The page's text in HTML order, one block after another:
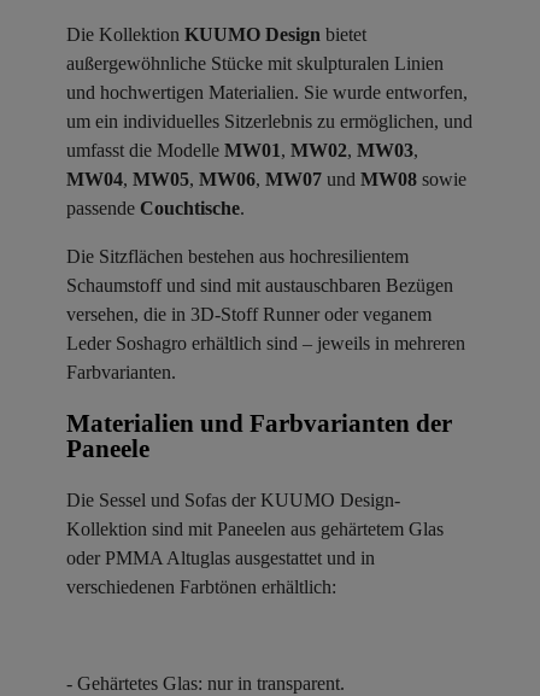
Die Kollektion KUUMO Design bietet
außergewöhnliche Stücke mit skulpturalen Linien
und hochwertigen Materialien. Sie wurde entworfen,
um ein individuelles Sitzerlebnis zu ermöglichen, und
umfasst die Modelle MW01, MW02, MW03,
MW04, MW05, MW06, MW07 und MW08 sowie
passende Couchtische.
Die Sitzflächen bestehen aus hochresilientem
Schaumstoff und sind mit austauschbaren Bezügen
versehen, die in 3D-Stoff Runner oder veganem
Leder Soshagro erhältlich sind – jeweils in mehreren
Farbvarianten.
Materialien und Farbvarianten der
Paneele ​
Die Sessel und Sofas der KUUMO Design-
Kollektion sind mit Paneelen aus gehärtetem Glas
oder PMMA Altuglas ausgestattet und in
verschiedenen Farbtönen erhältlich:
- Gehärtetes Glas: nur in transparent.